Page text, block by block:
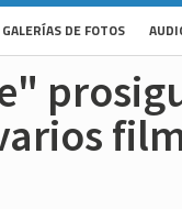
GALERÍAS DE FOTOS